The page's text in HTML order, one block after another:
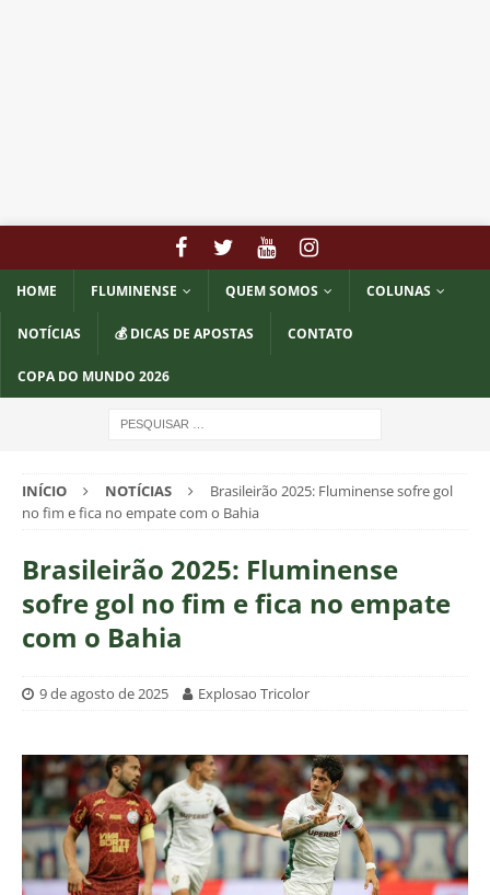
HOME FLUMINENSE QUEM SOMOS COLUNAS
NOTÍCIAS 💰 DICAS DE APOSTAS CONTATO
COPA DO MUNDO 2026
INÍCIO NOTÍCIAS
Brasileirão 2025: Fluminense sofre gol
no fim e fica no empate com o Bahia
Brasileirão 2025: Fluminense
sofre gol no fim e fica no empate
com o Bahia
9 de agosto de 2025 Explosao Tricolor